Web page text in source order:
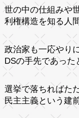
世の中の仕組みや
利権構造を知る人
政治家も一応やり
DSの手先であった
選挙で落ちればた
民主主義という建